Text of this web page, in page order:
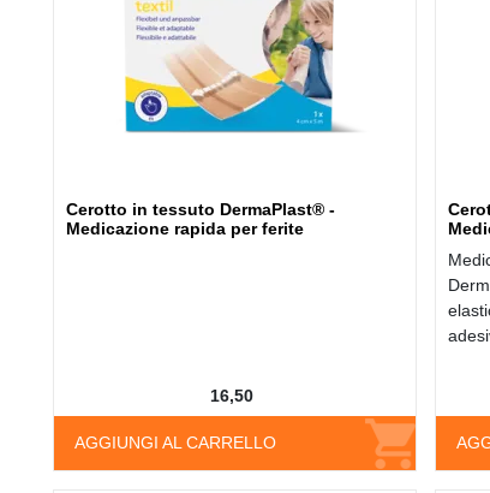
Cerotto in tessuto DermaPlast® -
Medicazione rapida per ferite
AGGIUNGI AL CARRELLO
16,50